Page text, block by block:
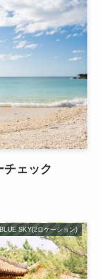
ェック
BLUE SKY(2ロケーション)